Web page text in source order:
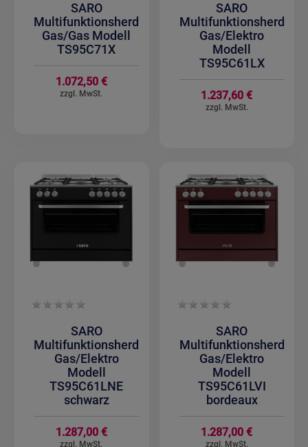
SARO
Multifunktionsherd
Gas/Gas Modell
TS95C71X
1.072,50 €
SARO
Multifunktionsherd
Gas/Elektro
Modell
TS95C61LX
1.237,60 €
SARO
Multifunktionsherd
Gas/Elektro
Modell
TS95C61LNE
schwarz
1.287,00 €
SARO
Multifunktionsherd
Gas/Elektro
Modell
TS95C61LVI
bordeaux
1.287,00 €